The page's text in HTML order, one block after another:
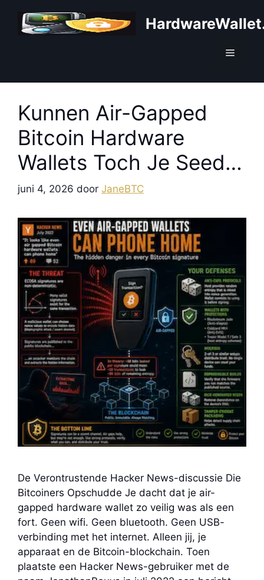
Menu
Kunnen Air-Gapped
Bitcoin Hardware
Wallets Toch Je Seed
Lekken?
juni 4, 2026 door JaneBTC
De Verontrustende Hacker News-discussie Die
Bitcoiners Opschudde Je dacht dat je air-
gapped hardware wallet zo veilig was als een
fort. Geen wifi. Geen bluetooth. Geen USB-
verbinding met het internet. Alleen jij, je
apparaat en de Bitcoin-blockchain. Toen
plaatste een Hacker News-gebruiker met de